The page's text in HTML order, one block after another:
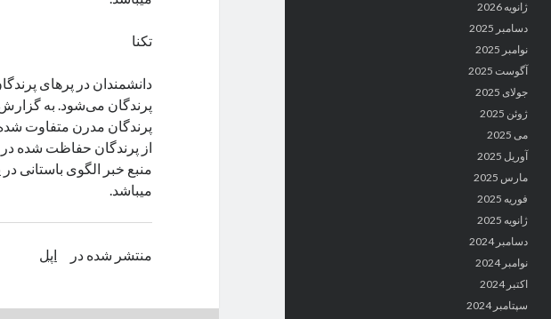
ژانویه 2026
دسامبر 2025
نوامبر 2025
آگوست 2025
جولای 2025
ژوئن 2025
می 2025
آوریل 2025
مارس 2025
فوریه 2025
ژانویه 2025
دسامبر 2024
نوامبر 2024
اکتبر 2024
سپتامبر 2024
تکنا
دانشمندان در پرهای
پرندگان می‌شود. به گزارش
پرندگان مدرن متفاوت شده
از پرندگان حفاظت شده
منبع خبر الگوی باستانی
میباشد.
منتشر شده در اپل